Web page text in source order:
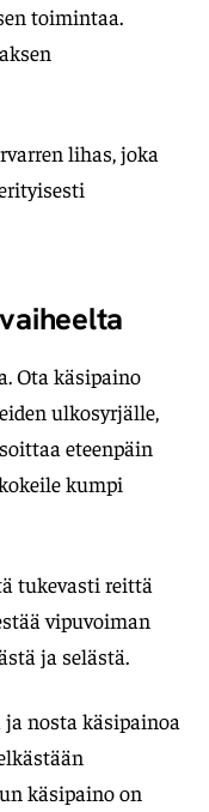
toimintaa.
lihas, joka
Ota käsipaino
ulkosyrjälle,
eteenpäin
kumpi
tukevasti reittä
vipuvoiman
ja selästä.
nosta käsipainoa
käsipaino on